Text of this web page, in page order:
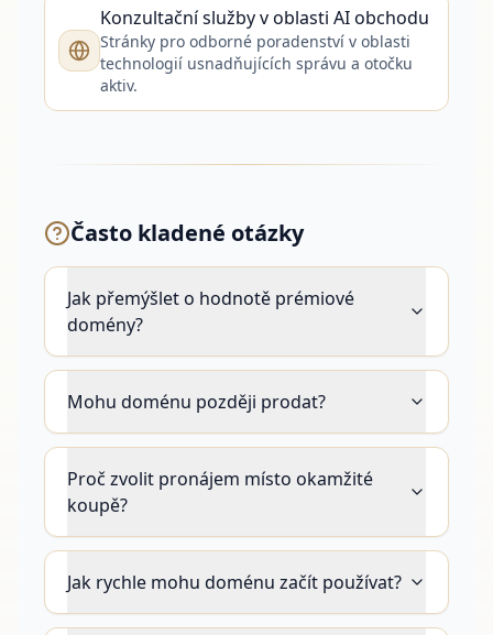
Konzultační služby v oblasti AI obchodu
Stránky pro odborné poradenství v oblasti
technologií usnadňujících správu a otočku
aktiv.
Často kladené otázky
Jak přemýšlet o hodnotě prémiové
domény?
Mohu doménu později prodat?
Proč zvolit pronájem místo okamžité
koupě?
Jak rychle mohu doménu začít používat?